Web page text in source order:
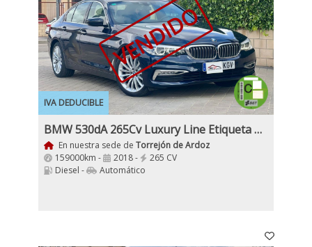
IVA DEDUCIBLE
VENDIDO
BMW 530dA 265Cv Luxury Line Etiqueta C Nacional 1Dueño
En nuestra sede de Torrejón de Ardoz
159000km -
2018 -
265 CV
Diesel -
Automático